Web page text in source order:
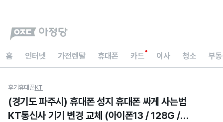
홈 인터넷 가전렌탈 휴대폰 카드 이사 청소 부
후기휴대폰KT
(경기도 파주시) 휴대폰 성지 휴대폰 싸게 사는법
KT통신사 기기 변경 교체 (아이폰13 / 128G /